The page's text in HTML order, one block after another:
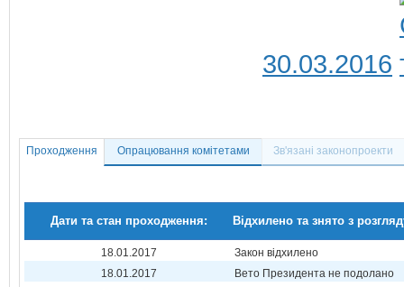
30.03.2016
Проходження Опрацювання комітетами Зв'язані законопроекти
Дати та стан проходження: Відхилено та знято з
18.01.2017
Закон відхилено
18.01.2017
Вето Президента не подолано